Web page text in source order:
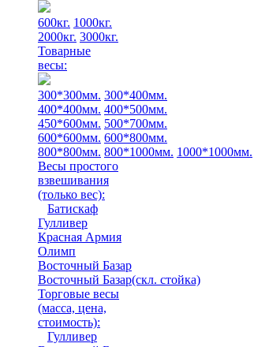
600кг. 1000кг.
2000кг. 3000кг.
Товарные
весы:
300*300мм. 300*400мм.
400*400мм. 400*500мм.
450*600мм. 500*700мм.
600*600мм. 600*800мм.
800*800мм. 800*1000мм. 1000*1000мм.
Весы простого
взвешивания
(только вес):
Батискаф
Гулливер
Красная Армия
Олимп
Восточный Базар
Восточный Базар(скл. стойка)
Торговые весы
(масса, цена,
стоимость):
Гулливер